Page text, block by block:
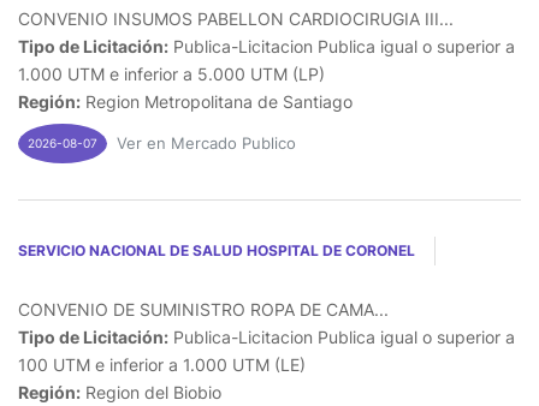
CONVENIO INSUMOS PABELLON CARDIOCIRUGIA III...
Tipo de Licitación: Publica-Licitacion Publica igual o superior a
1.000 UTM e inferior a 5.000 UTM (LP)
Región: Region Metropolitana de Santiago
2026-08-07 Ver en Mercado Publico
SERVICIO NACIONAL DE SALUD HOSPITAL DE CORONEL
CONVENIO DE SUMINISTRO ROPA DE CAMA...
Tipo de Licitación: Publica-Licitacion Publica igual o superior a
100 UTM e inferior a 1.000 UTM (LE)
Región: Region del Biobio